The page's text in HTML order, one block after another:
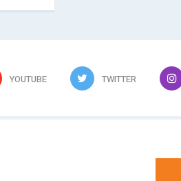
YOUTUBE TWITTER